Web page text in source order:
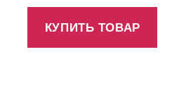
КУПИТЬ ТОВАР